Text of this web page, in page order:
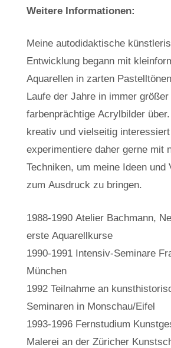
Weitere Informationen:
Meine autodidaktische
Entwicklung begann mit
Aquarellen in zarten
Laufe der Jahre in immer größer
farbenprächtige Acrylbilder
kreativ und vielseitig
experimentiere daher gerne mit
Techniken, um meine Ideen und
zum Ausdruck zu bringen.
1988-1990 Atelier Bachmann,
erste Aquarellkurse
1990-1991 Intensiv-Seminare
München
1992 Teilnahme an
Seminaren in Monschau/Eifel
1993-1996 Fernstudium
Malerei an der Züricher